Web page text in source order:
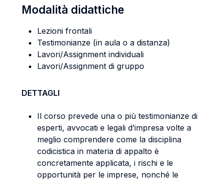
Modalità didattiche
Lezioni frontali
Testimonianze (in aula o a distanza)
Lavori/Assignment individuali
Lavori/Assignment di gruppo
DETTAGLI
Il corso prevede una o più testimonianze di
esperti, avvocati e legali d’impresa volte a
meglio comprendere come la disciplina
codicistica in materia di appalto è
concretamente applicata, i rischi e le
opportunità per le imprese, nonché le